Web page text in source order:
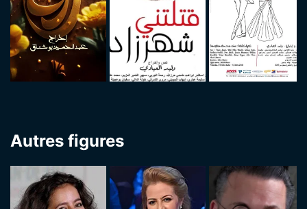
Autres figures